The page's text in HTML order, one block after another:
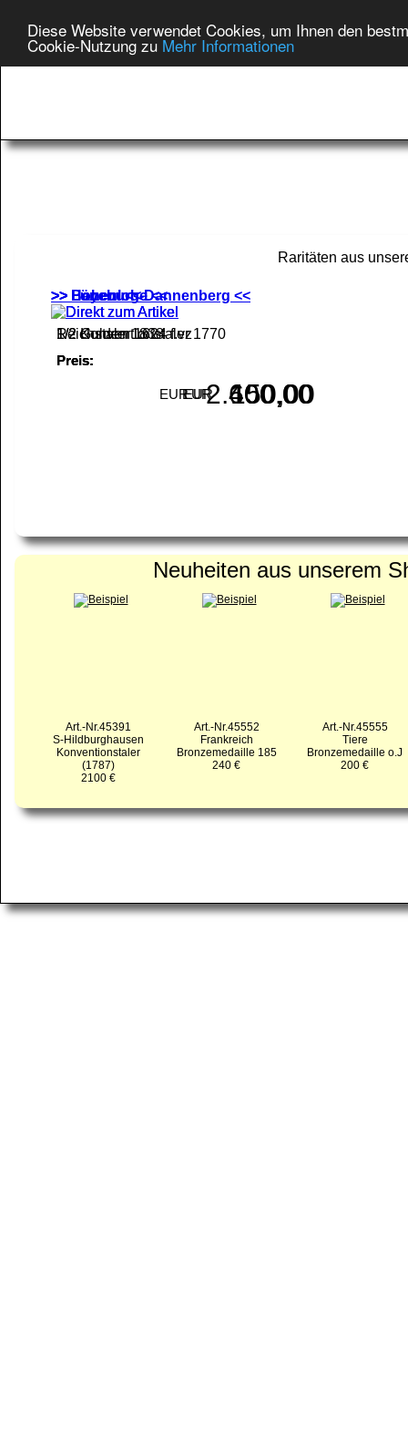
Diese Website verwendet Cookies, um Ihnen den
Cookie-Nutzung zu Mehr Informationen
Raritäten aus
>> Lüneburg-Dannenberg <<
Reichstaler 1624 f.vz
Preis:
EUR 2.400,00
>> Hohenlohe <<
1/2 Konventionstaler 1770
Preis:
EUR 600,00
>> Bayern <<
1/2 Gulden 1838
Preis:
EUR 150,00
Neuheiten aus unserem
Art.-Nr.45391
S-Hildburghausen
Konventionstaler
(1787)
2100 €
Art.-Nr.45552
Frankreich
Bronzemedaille 185
240 €
Art.-Nr.45555
Tiere
Bronzemedaille o.J
200 €